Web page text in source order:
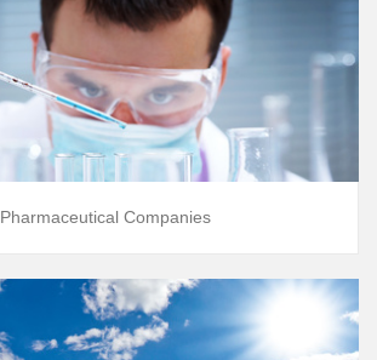
Pharmaceutical Companies